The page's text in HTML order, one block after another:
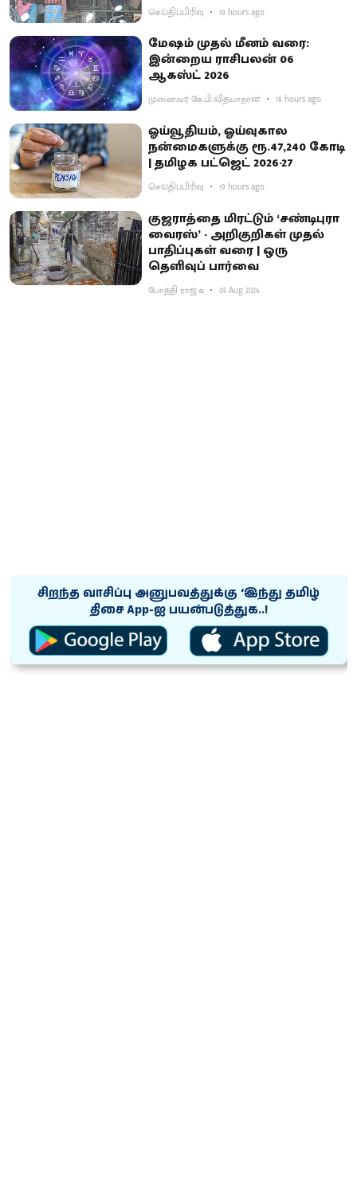
செய்திப்பிரிவு 19 hours ago
மேஷம் முதல் மீனம் வரை:
இன்றைய ராசிபலன் 06
ஆகஸ்ட் 2026
முனைவர் கே.பி.வித்யாதரன் 18 hours ago
ஓய்வூதியம், ஓய்வுகால
நன்மைகளுக்கு ரூ.47,240 கோடி
| தமிழக பட்ஜெட் 2026-27
செய்திப்பிரிவு 19 hours ago
குஜராத்தை மிரட்டும் ‘சண்டிபுரா
வைரஸ்’ - அறிகுறிகள் முதல்
பாதிப்புகள் வரை | ஒரு
தெளிவுப் பார்வை
போத்தி ராஜ்.க 05 Aug 2026
சிறந்த வாசிப்பு அனுபவத்துக்கு ‘இந்து தமிழ்
திசை App-ஐ பயன்படுத்துக..!